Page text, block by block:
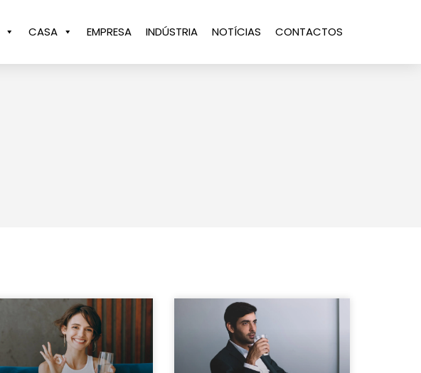
CASA EMPRESA INDÚSTRIA NOTÍCIAS CONTACTOS